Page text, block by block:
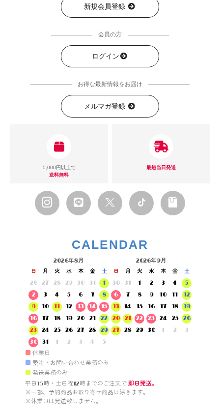
新規会員登録
会員の方
ログイン
お得な最新情報をお届け
メルマガ登録
5,000円以上で
送料無料
最短当日発送
CALENDAR
2026年8月
日 月 火 水 木 金
土
26
27 28 29 30 31
1
2
3 4 5 6 7
8
9
10 11 12 13 14
15
16
17 18 19 20 21
22
23
24 25 26 27 28
29
30
31 1 2 3 4 5
2026年9月
日 月 火 水 木 金
土
30
31 1 2 3 4
5
6
7 8 9 10 11
12
13
14 15 16 17 18
19
20
21 22 23 24 25
26
27
28 29 30 1 2 3
■ 休業日
■ 受注・お問い合わせ業務のみ
■ 発送業務のみ
平日15時・土日祝12時までのご注文で 即日発送。
※一部、予約商品お取り寄せ商品は除きます。
※休業日は発送致しません。